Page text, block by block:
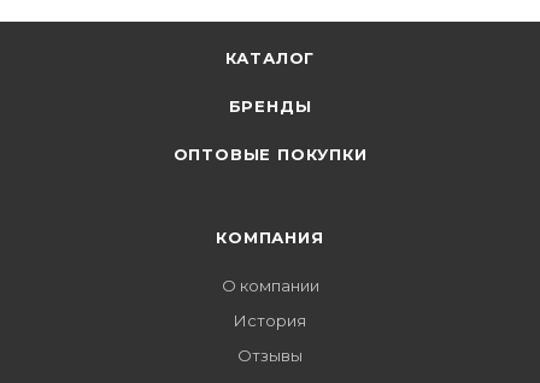
КАТАЛОГ
БРЕНДЫ
ОПТОВЫЕ ПОКУПКИ
КОМПАНИЯ
О компании
История
Отзывы